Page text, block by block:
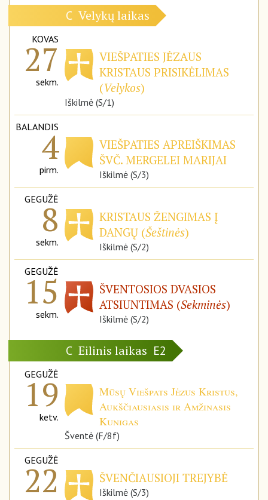
C Velykų laikas
KOVAS
27
sekm.
VIEŠPATIES JĖZAUS
KRISTAUS PRISIKĖLIMAS
(Velykos)
Iškilmė (S/1)
BALANDIS
4
pirm.
VIEŠPATIES APREIŠKIMAS
ŠVČ. MERGELEI MARIJAI
Iškilmė (S/3)
GEGUŽĖ
8
sekm.
KRISTAUS ŽENGIMAS Į
DANGŲ (Šeštinės)
Iškilmė (S/2)
GEGUŽĖ
15
sekm.
ŠVENTOSIOS DVASIOS
ATSIUNTIMAS (Sekminės)
Iškilmė (S/2)
C Eilinis laikas E2
GEGUŽĖ
19
ketv.
Mūsų Viešpats Jėzus Kristus,
Aukščiausiasis ir Amžinasis
Kunigas
Šventė (F/8f)
GEGUŽĖ
22 ŠVENČIAUSIOJI TREJYBĖ
Iškilmė (S/3)